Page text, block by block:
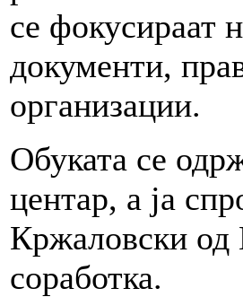
се фокусираат
документи,
организации.
Обуката се
центар, а ја
Кржаловски од
соработка.